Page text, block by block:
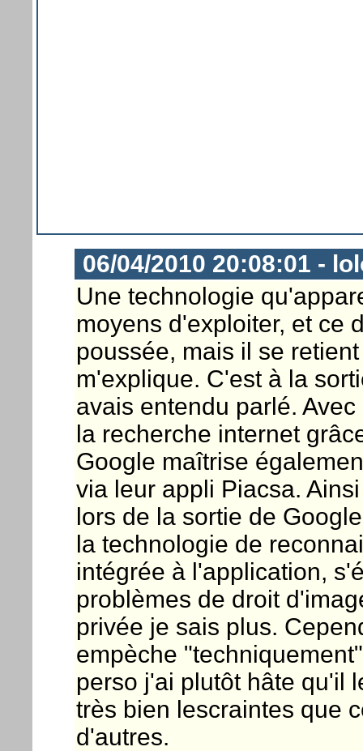
06/04/2010 20:08:01 -
Une technologie
moyens d'exploiter, et ce
poussée, mais il se
m'explique. C'est à la
avais entendu parlé.
la recherche internet
Google maîtrise
via leur appli Piacsa.
lors de la sortie de
la technologie de
intégrée à l'application,
problèmes de droit
privée je sais plus.
empèche
perso j'ai plutôt hâte qu'il
très bien lescraintes que
d'autres.